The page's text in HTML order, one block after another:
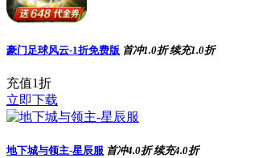
豪门足球风云-1折免费版 首冲1.0折 续充1.0折
充值1折
立即下载
地下城与领主-星辰服 首冲4.0折 续充4.0折